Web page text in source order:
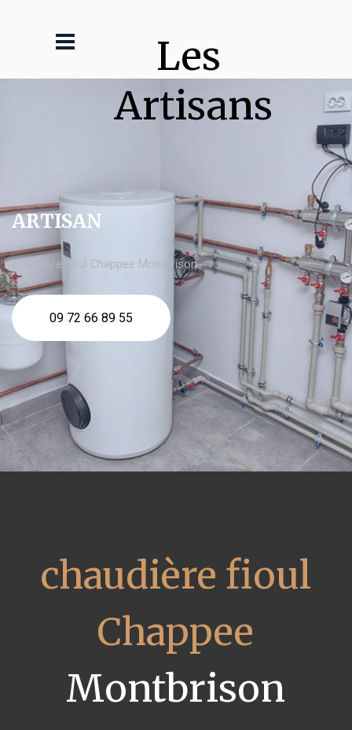
Les
Artisans
ARTISAN
chaudière fioul Chappee Montbrison
09 72 66 89 55
chaudière fioul
Chappee
Montbrison